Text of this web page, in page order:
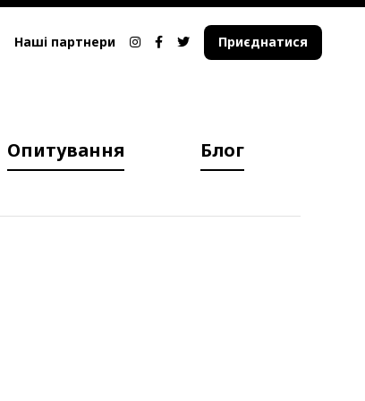
Наші партнери Приєднатися
Опитування Блог